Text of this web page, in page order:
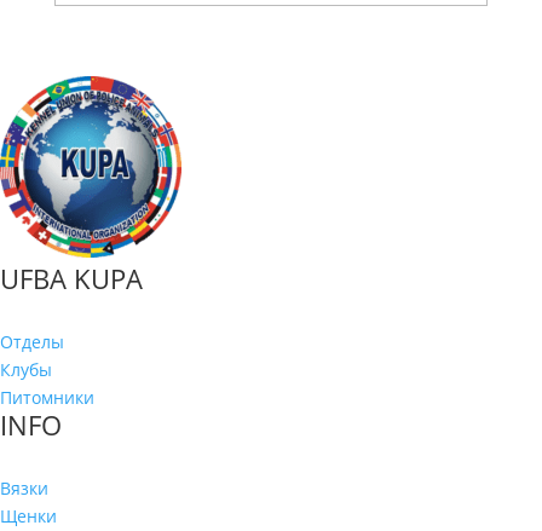
публикаций
UFBA KUPA
Отделы
Клубы
Питомники
INFO
Вязки
Щенки